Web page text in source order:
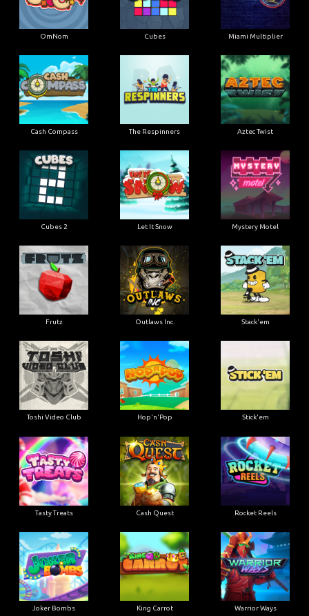
OmNom Cubes Miami Multiplier
Cash Compass The Respinners Aztec Twist
Cubes 2 Let It Snow Mystery Motel
Frutz Outlaws Inc. Stack'em
Toshi Video Club Hop'n'Pop Stick'em
Tasty Treats Cash Quest Rocket Reels
Joker Bombs King Carrot Warrior Ways